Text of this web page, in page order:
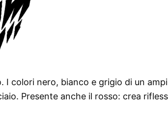
I colori nero, bianco e grigio di un
Presente anche il rosso: crea